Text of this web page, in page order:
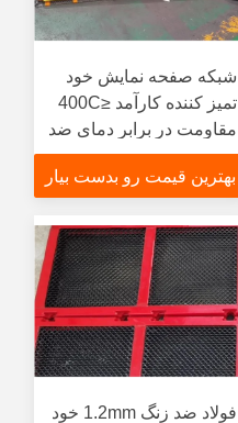
شبکه صفحه نمایش خود
تمیز کننده کارآمد ≤400C
مقاومت در برابر دمای ضد
نمک
بهترین قیمت رو بدست بیار
فولاد ضد زنگ 1.2mm خود